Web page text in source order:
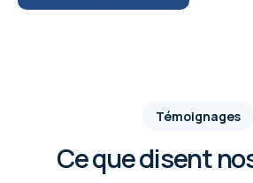
Témoignages
Ce que disent